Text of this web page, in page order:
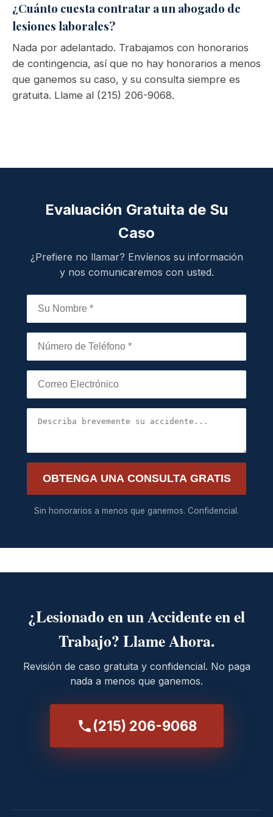
¿Cuánto cuesta contratar a un abogado de
lesiones laborales?
Nada por adelantado. Trabajamos con honorarios
de contingencia, así que no hay honorarios a menos
que ganemos su caso, y su consulta siempre es
gratuita. Llame al (215) 206-9068.
Evaluación Gratuita de Su
Caso
¿Prefiere no llamar? Envíenos su información
y nos comunicaremos con usted.
OBTENGA UNA CONSULTA GRATIS
Sin honorarios a menos que ganemos. Confidencial.
¿Lesionado en un Accidente en el
Trabajo? Llame Ahora.
Revisión de caso gratuita y confidencial. No paga
nada a menos que ganemos.
(215) 206-9068